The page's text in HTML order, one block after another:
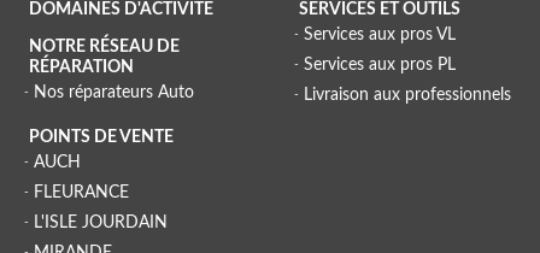
DOMAINES D'ACTIVITÉ
NOTRE RÉSEAU DE
RÉPARATION
Nos réparateurs Auto
SERVICES ET OUTILS
Services aux pros VL
Services aux pros PL
Livraison aux professionnels
POINTS DE VENTE
AUCH
FLEURANCE
L'ISLE JOURDAIN